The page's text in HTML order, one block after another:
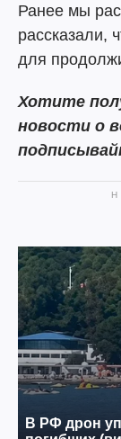
Ранее мы
рассказали,
для
Хотите
новости о